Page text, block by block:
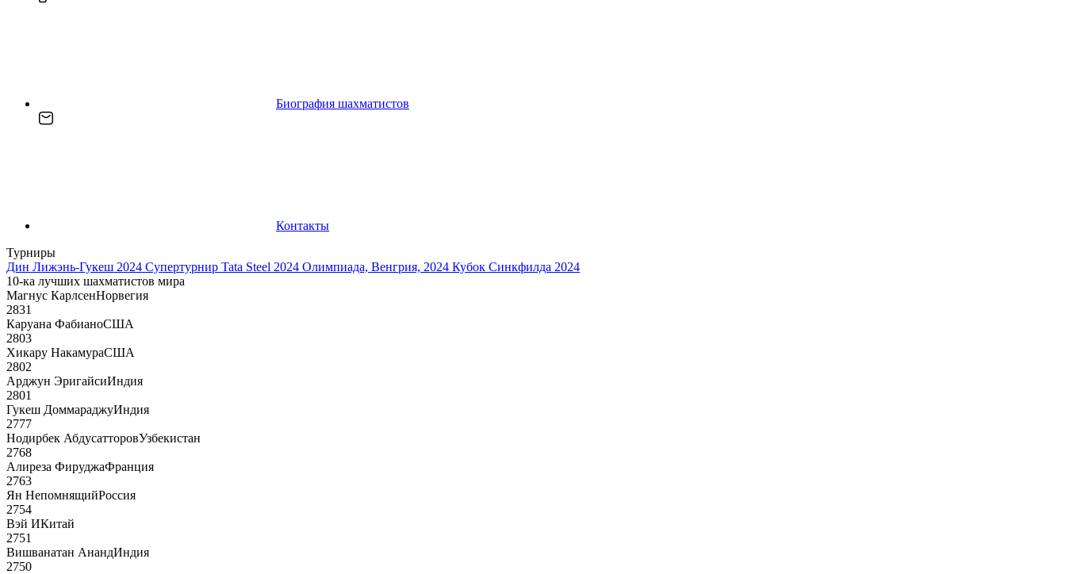
Биография шахматистов
Контакты
Турниры
Дин Лижэнь-Гукеш 2024 Супертурнир Tata Steel 2024 Олимпиада, Венгрия, 2024 Кубок Синкфилда 2024
10-ка лучших шахматистов мира
Магнус КарлсенНорвегия
2831
Каруана ФабианоСША
2803
Хикару НакамураСША
2802
Арджун ЭригайсиИндия
2801
Гукеш ДоммараджуИндия
2777
Нодирбек АбдусатторовУзбекистан
2768
Алиреза ФируджаФранция
2763
Ян НепомнящийРоссия
2754
Вэй ИКитай
2751
Вишванатан АнандИндия
2750